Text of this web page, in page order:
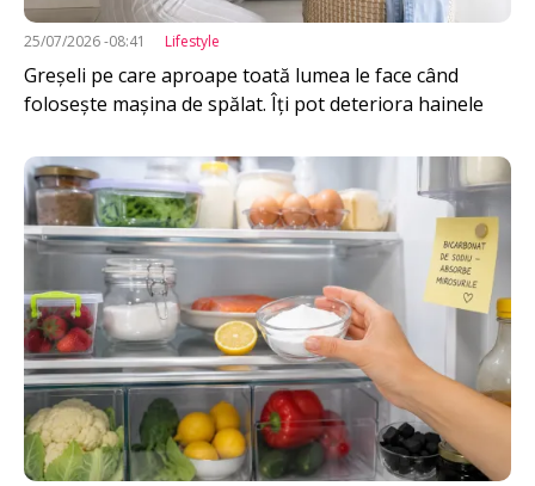
25/07/2026 -08:41 Lifestyle
Greșeli pe care aproape toată lumea le face când
folosește mașina de spălat. Îți pot deteriora hainele
Imagine